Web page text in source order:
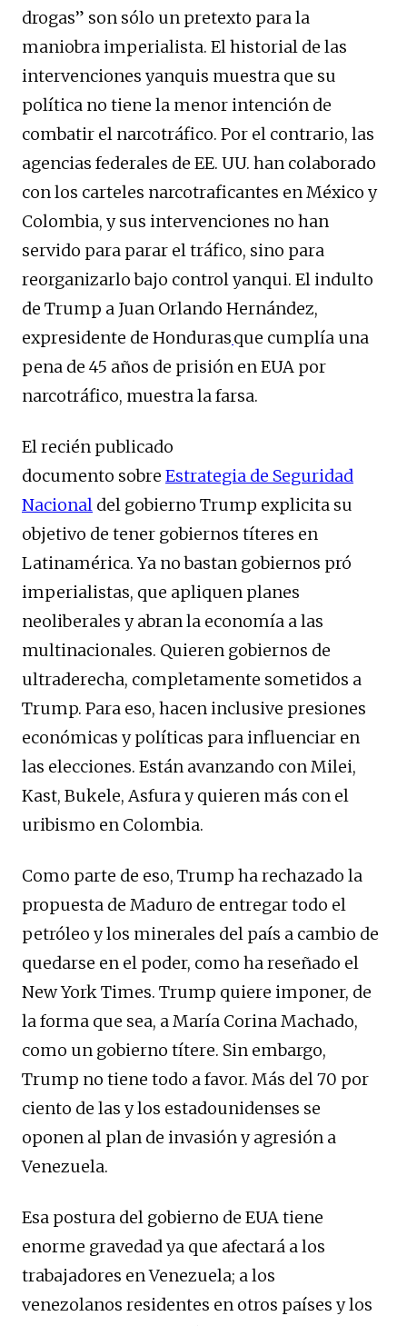
drogas” son sólo un pretexto para la
maniobra imperialista. El historial de las
intervenciones yanquis muestra que su
política no tiene la menor intención de
combatir el narcotráfico. Por el contrario, las
agencias federales de EE. UU. han colaborado
con los carteles narcotraficantes en México y
Colombia, y sus intervenciones no han
servido para parar el tráfico, sino para
reorganizarlo bajo control yanqui. El indulto
de Trump a Juan Orlando Hernández,
expresidente de Hondurasque cumplía una
pena de 45 años de prisión en EUA por
narcotráfico, muestra la farsa.
El recién publicado
documento sobre Estrategia de Seguridad
Nacional del gobierno Trump explicita su
objetivo de tener gobiernos títeres en
Latinamérica. Ya no bastan gobiernos pró
imperialistas, que apliquen planes
neoliberales y abran la economía a las
multinacionales. Quieren gobiernos de
ultraderecha, completamente sometidos a
Trump. Para eso, hacen inclusive presiones
económicas y políticas para influenciar en
las elecciones. Están avanzando con Milei,
Kast, Bukele, Asfura y quieren más con el
uribismo en Colombia.
Como parte de eso, Trump ha rechazado la
propuesta de Maduro de entregar todo el
petróleo y los minerales del país a cambio de
quedarse en el poder, como ha reseñado el
New York Times. Trump quiere imponer, de
la forma que sea, a María Corina Machado,
como un gobierno títere. Sin embargo,
Trump no tiene todo a favor. Más del 70 por
ciento de las y los estadounidenses se
oponen al plan de invasión y agresión a
Venezuela.
Esa postura del gobierno de EUA tiene
enorme gravedad ya que afectará a los
trabajadores en Venezuela; a los
venezolanos residentes en otros países y los